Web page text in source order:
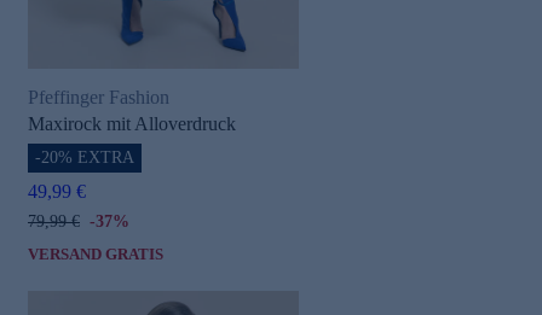
Pfeffinger Fashion
Maxirock mit Alloverdruck
-20% EXTRA
49,99 €
79,99 € -37%
VERSAND GRATIS